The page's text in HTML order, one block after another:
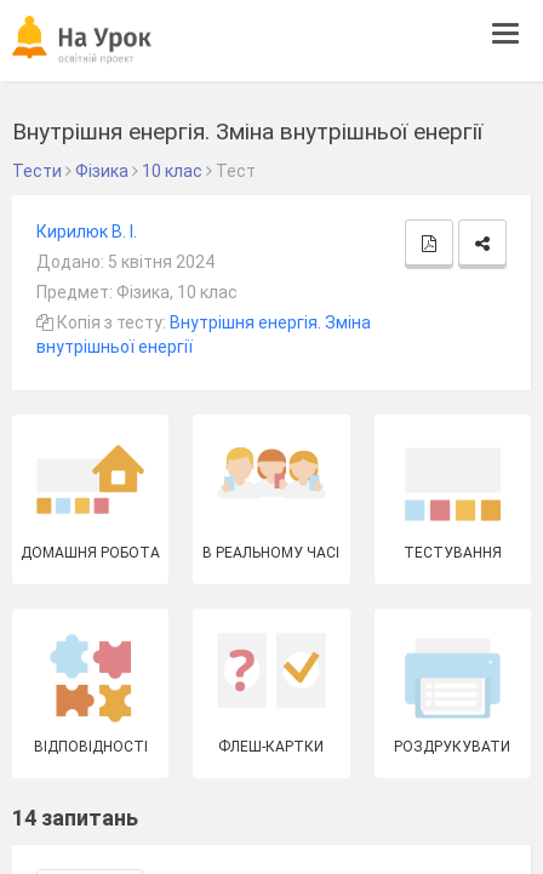
Внутрішня енергія. Зміна внутрішньої енергії
Тести Фізика 10 клас Тест
Кирилюк В. І.
Додано: 5 квітня 2024
Предмет: Фізика, 10 клас
Копія з тесту: Внутрішня енергія. Зміна
внутрішньої енергії
ДОМАШНЯ РОБОТА В РЕАЛЬНОМУ ЧАСІ ТЕСТУВАННЯ
ВІДПОВІДНОСТІ ФЛЕШ-КАРТКИ РОЗДРУКУВАТИ
14 запитань